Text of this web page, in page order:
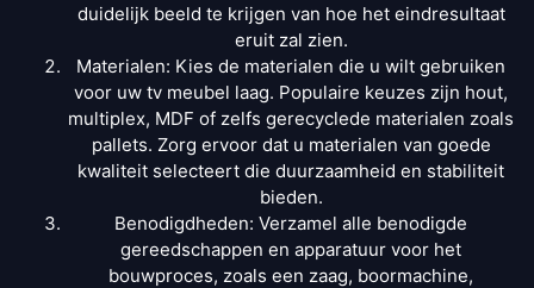
duidelijk beeld te krijgen van hoe het eindresultaat
eruit zal zien.
Materialen: Kies de materialen die u wilt gebruiken
voor uw tv meubel laag. Populaire keuzes zijn hout,
multiplex, MDF of zelfs gerecyclede materialen zoals
pallets. Zorg ervoor dat u materialen van goede
kwaliteit selecteert die duurzaamheid en stabiliteit
bieden.
Benodigdheden: Verzamel alle benodigde
gereedschappen en apparatuur voor het
bouwproces, zoals een zaag, boormachine,